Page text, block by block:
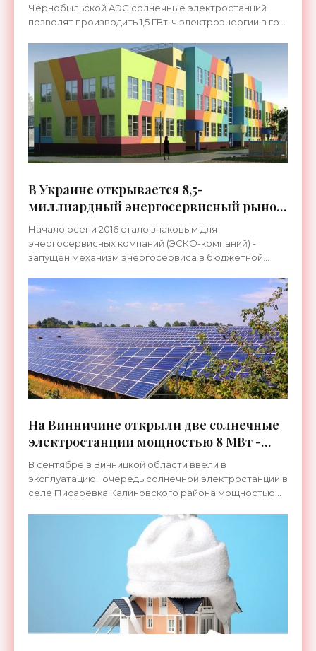
Чернобыльской АЭС солнечные электростанций
позволят производить 1,5 ГВт-ч электроэнергии в год
этом говорится в
В Украине открывается 8,5-
миллиардный энергосервисный рынок
для ЭСКО-компаний - «Новости
Электроники»
Начало осени 2016 стало знаковым для
энергосервисных компаний (ЭСКО-компаний) -
запущен механизм энергосервиса в бюджетной
энергосервисный договор между
На Винничине открыли две солнечные
электростанции мощностью 8 МВт -
«Новости Электроники»
В сентябре в Винницкой области ввели в
эксплуатацию I очередь солнечной электростанции в
селе Писаревка Калиновского района мощностью